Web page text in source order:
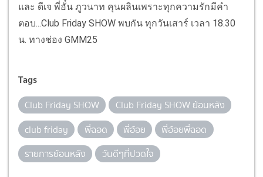
และ ดีเจ พี่อั๋น ภูวนาท คุนผลินเพราะทุกความรักมีคำ
ตอบ...Club Friday SHOW พบกัน ทุกวันเสาร์ เวลา 18.30
น. ทางช่อง GMM25
Tags
Club Friday SHOW
Club Friday SHOW ย้อนหลัง
club friday
พี่ฉอด พี่อ้อย
พี่อ้อยพี่ฉอด
รายการย้อนหลัง
วันดีๆที่ปวดใจ